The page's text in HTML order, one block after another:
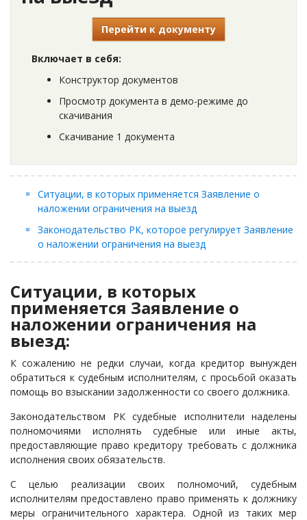
Перейти к документу
Включает в себя:
Конструктор документов
Просмотр документа в демо-режиме до
скачивания
Скачивание 1 документа
Ситуации, в которых применяется Заявление о
наложении ограничения на выезд
Законодательство РК, которое регулирует Заявление
о наложении ограничения на выезд
Ситуации, в которых
применяется Заявление о
наложении ограничения на
выезд:
К сожалению не редки случаи, когда кредитор вынужден
обратиться к судебным исполнителям, с просьбой оказать
помощь во взыскании задолженности со своего должника.
Законодательством РК судебные исполнители наделены
полномочиями исполнять судебные или иные акты,
предоставляющие право кредитору требовать с должника
исполнения своих обязательств.
С целью реализации своих полномочий, судебным
исполнителям предоставлено право применять к должнику
меры ограничительного характера. Одной из таких мер